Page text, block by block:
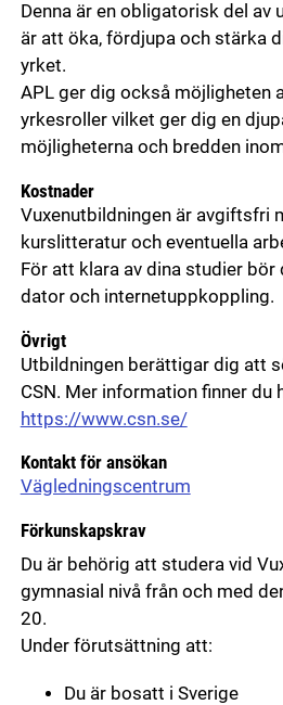
Denna är en obligatorisk del
är att öka, fördjupa och stärka
yrket.
APL ger dig också möjligheten
yrkesroller vilket ger dig en
möjligheterna och bredden
Kostnader
Vuxenutbildningen är avgiftsfri
kurslitteratur och eventuella
För att klara av dina studier bör
dator och internetuppkoppling.
Övrigt
Utbildningen berättigar dig att
CSN. Mer information finner du
https://www.csn.se/
Kontakt för ansökan
Vägledningscentrum
Förkunskapskrav
Du är behörig att studera vid
gymnasial nivå från och med
20.
Under förutsättning att:
Du är bosatt i Sverige